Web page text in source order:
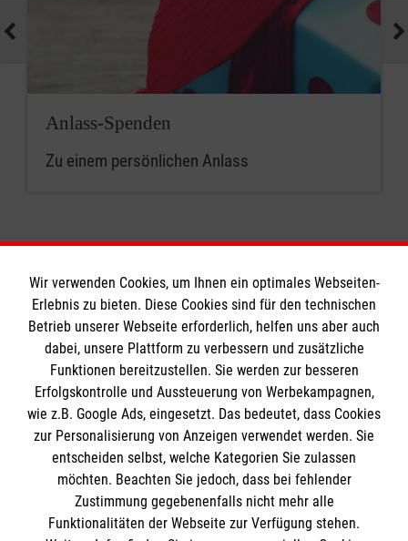
Anlass-Spenden
Zu einem persönlichen Anlass
Informationen
Impressum
Datenschutz
Barrierefreiheit
Kontakt
Downloadbereich
Die Malteser
Malteser in Deutschland
Malteserorden
Spendenkonto
Wir verwenden Cookies, um Ihnen ein optimales Webseiten-
Erlebnis zu bieten. Diese Cookies sind für den technischen
Betrieb unserer Webseite erforderlich, helfen uns aber auch
dabei, unsere Plattform zu verbessern und zusätzliche
Funktionen bereitzustellen. Sie werden zur besseren
Erfolgskontrolle und Aussteuerung von Werbekampagnen,
wie z.B. Google Ads, eingesetzt. Das bedeutet, dass Cookies
zur Personalisierung von Anzeigen verwendet werden. Sie
entscheiden selbst, welche Kategorien Sie zulassen
möchten. Beachten Sie jedoch, dass bei fehlender
Zustimmung gegebenenfalls nicht mehr alle
Funktionalitäten der Webseite zur Verfügung stehen.